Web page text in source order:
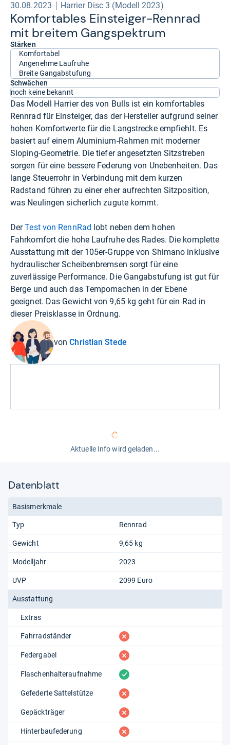
30.08.2023 Harrier Disc 3 (Modell 2023)
Kom­for­ta­bles Ein­stei­ger-​Renn­rad
mit brei­tem Gang­spek­trum
Stärken
Komfortabel
Angenehme Laufruhe
Breite Gangabstufung
Schwächen
noch keine bekannt
Das Modell Harrier des von Bulls ist ein komfortables
Rennrad für Einsteiger, das der Hersteller aufgrund seiner
hohen Komfortwerte für die Langstrecke empfiehlt. Es
basiert auf einem Aluminium-Rahmen mit moderner
Sloping-Geometrie. Die tiefer angesetzten Sitzstreben
sorgen für eine bessere Federung von Unebenheiten. Das
lange Steuerrohr in Verbindung mit dem kurzen
Radstand führen zu einer eher aufrechten Sitzposition,
was Neulingen sicherlich zugute kommt.
DerTest von RennRad lobt neben dem hohen
Fahrkomfort die hohe Laufruhe des Rades. Die komplette
Ausstattung mit der 105er-Gruppe von Shimano inklusive
hydraulischer Scheibenbremsen sorgt für eine
zuverlässige Performance. Die Gangabstufung ist gut für
Berge und auch das Tempomachen in der Ebene
geeignet. Das Gewicht von 9,65 kg geht für ein Rad in
dieser Preisklasse in Ordnung.
vonChristian Stede
Aktuelle Info wird geladen...
Datenblatt
Basismerkmale
Typ Rennrad
Gewicht 9,65 kg
Modelljahr 2023
UVP 2099 Euro
Ausstattung
Extras
Fahrradständer fehlt
Federgabel fehlt
Flaschenhalteraufnahme vorhanden
Gefederte Sattelstütze fehlt
Gepäckträger fehlt
Hinterbaufederung fehlt